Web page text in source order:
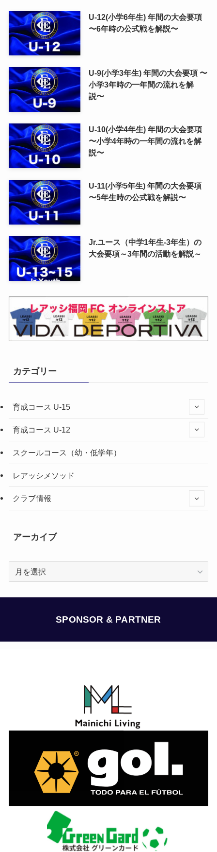
U-12(小学6年生) 年間の大会要項
〜6年時の公式戦を解説〜
U-9(小学3年生) 年間の大会要項 〜
小学3年時の一年間の流れを解
説〜
U-10(小学4年生) 年間の大会要項
〜小学4年時の一年間の流れを解
説〜
U-11(小学5年生) 年間の大会要項
〜5年生時の公式戦を解説〜
Jr.ユース（中学1年生-3年生）の
大会要項～3年間の活動を解説～
カテゴリー
育成コース U-15
育成コース U-12
スクールコース（幼・低学年）
レアッシメソッド
クラブ情報
アーカイブ
SPONSOR & PARTNER